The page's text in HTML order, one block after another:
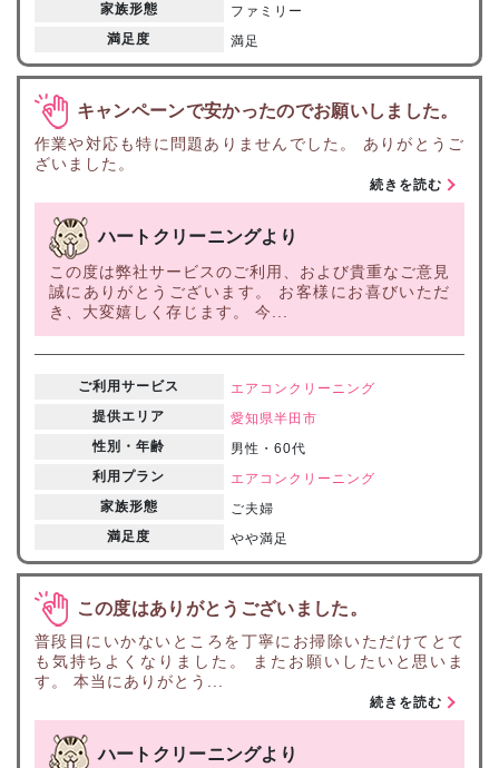
家族形態
ファミリー
満足度
満足
キャンペーンで安かったのでお願いしました。
作業や対応も特に問題ありませんでした。 ありがとうご
ざいました。
続きを読む
ハートクリーニングより
この度は弊社サービスのご利用、および貴重なご意見
誠にありがとうございます。 お客様にお喜びいただ
き、大変嬉しく存じます。 今...
ご利用サービス
エアコンクリーニング
提供エリア
愛知県半田市
性別・年齢
男性・60代
利用プラン
エアコンクリーニング
家族形態
ご夫婦
満足度
やや満足
この度はありがとうございました。
普段目にいかないところを丁寧にお掃除いただけてとて
も気持ちよくなりました。 またお願いしたいと思いま
す。 本当にありがとう...
続きを読む
ハートクリーニングより